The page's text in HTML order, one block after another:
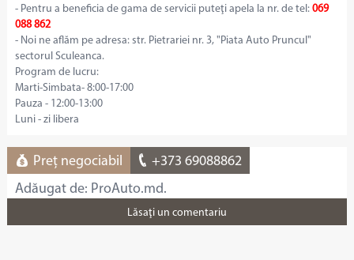
- Pentru a beneficia de gama de servicii puteţi apela la nr. de tel: 069
088 862
- Noi ne aflăm pe adresa: str. Pietrariei nr. 3, "Piata Auto Pruncul"
sectorul Sculeanca.
Program de lucru:
Marti-Simbata- 8:00-17:00
Pauza - 12:00-13:00
Luni - zi libera
Preț negociabil
+373 69088862
Adăugat de: ProAuto.md.
Lăsaţi un comentariu